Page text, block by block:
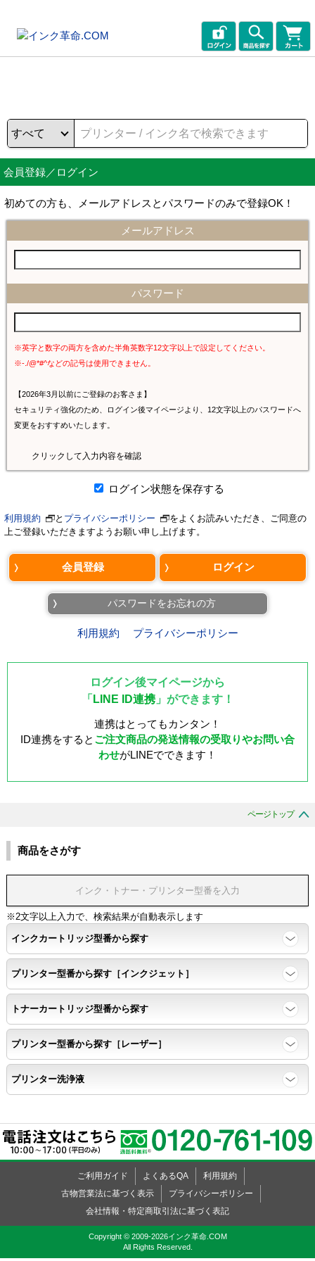
会員登録／ログイン
初めての方も、メールアドレスとパスワードのみで登録OK！
メールアドレス
パスワード
※英字と数字の両方を含めた半角英数字12文字以上で設定してください。
※-./@*#^などの記号は使用できません。
【2026年3月以前にご登録のお客さま】
セキュリティ強化のため、ログイン後マイページより、12文字以上のパスワードへ
変更をおすすめいたします。
クリックして入力内容を確認
ログイン状態を保存する
利用規約 と プライバシーポリシー
をよくお読みいただき、ご同意の
上ご登録いただきますようお願い申し上げます。
パスワードをお忘れの方
利用規約 プライバシーポリシー
ログイン後マイページから
「 LINE ID連携」ができます！
連携はとってもカンタン！
ID連携をすると ご注文商品の発送情報の受取りやお問い合
わせがLINEでできます！
ページトップ
商品をさがす
※2文字以上入力で、検索結果が自動表示します
インクカートリッジ型番から探す
プリンター型番から探す［インクジェット］
トナーカートリッジ型番から探す
プリンター型番から探す［レーザー］
プリンター洗浄液
ご利用ガイド よくあるQA
利用規約
古物営業法に基づく表示
プライバシーポリシー
会社情報・特定商取引法に基づく表記
Copyright © 2009-2026インク革命.COM
All Rights Reserved.